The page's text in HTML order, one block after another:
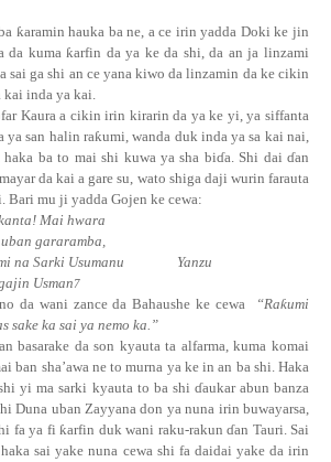
ƙaramin hauka ba ne, a ce irin yadda Doki ke jin
da kumaƙarfin da ya ke da shi, da an ja linzami
sai ga shi an ce yana kiwo da linzamin da ke cikin
kai inda ya kai.
Kaura a cikin irin kirarin da ya ke yi, ya siffanta
ya san halinraƙumi, wanda duk inda ya sa kai nai,
ba to mai shi kuwa ya sha biɗa. Shi dai ɗan
da kai a gare su, wato shiga daji wurin farauta
Bari mu ji yadda Gojen ke cewa:
Mai hwara
uban gararamba,
na Sarki Usumanu
Yanzu
Usman7
da wani zance da Bahaushe ke cewa “Raƙumi
sake ka sai ya nemo ka.”
basarake da son kyauta ta alfarma, kuma komai
ban sha’awa ne to murna ya ke in an ba shi. Haka
yi ma sarki kyauta to ba shi ɗaukar abun banza
Duna uban Zayyana don ya nuna irin buwayarsa,
fa ya fiƙarfin duk wani raku-rakun ɗan Tauri. Sai
sai yake nuna cewa shi fa daidai yake da irin